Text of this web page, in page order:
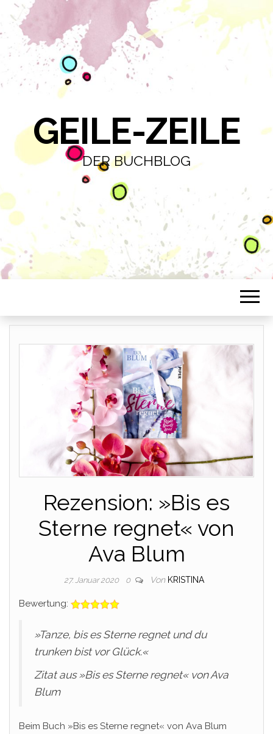
GEILE-ZEILE
DER BUCHBLOG
Rezension: »Bis es
Sterne regnet« von
Ava Blum
27. Januar 2020 0 Von KRISTINA
Bewertung:
»Tanze, bis es Sterne regnet und du
trunken bist vor Glück.«
Zitat aus »Bis es Sterne regnet« von Ava
Blum
Beim Buch »Bis es Sterne regnet« von Ava Blum